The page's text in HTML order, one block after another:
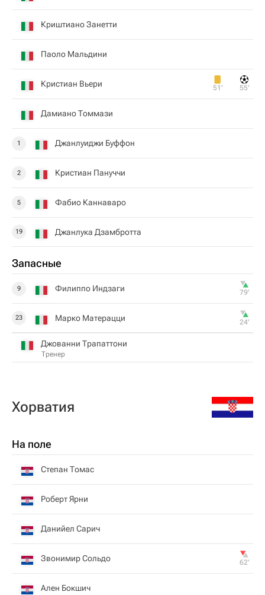
Криштиано Занетти
Паоло Мальдини
Кристиан Вьери 51‎’‎ 55‎’‎
Дамиано Томмази
1 Джанлуиджи Буффон
2 Кристиан Пануччи
5 Фабио Каннаваро
19 Джанлука Дзамбротта
Запасные
9 Филиппо Индзаги 79‎’‎
23 Марко Матерацци 24‎’‎
Джованни Трапаттони
Тренер
Хорватия
На поле
Степан Томас
Роберт Ярни
Данийел Сарич
Звонимир Сольдо 62‎’‎
Ален Бокшич